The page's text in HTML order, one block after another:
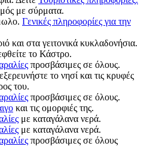
με σύρματα.
Γενικές πληροφορίες για την
και στα γειτονικά κυκλαδονήσια.
το Κάστρο.
προσβάσιμες σε όλους.
το νησί και τις κρυφές
του.
προσβάσιμες σε όλους.
και τις ομορφιές της.
με καταγάλανα νερά.
με καταγάλανα νερά.
προσβάσιμες σε όλους